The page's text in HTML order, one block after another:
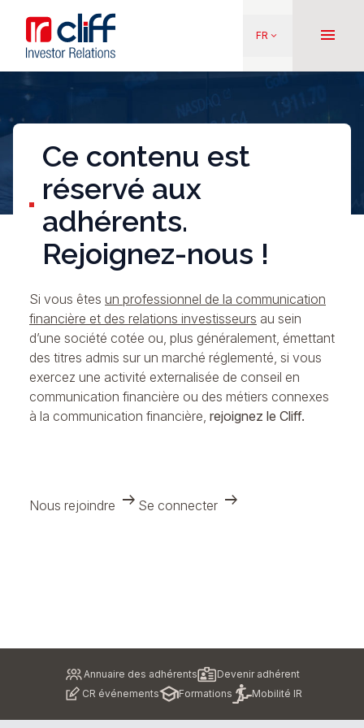
contenu
principal
Aller directement au contenu
FR keyboard_arrow_down menu
Ce contenu est
réservé aux
adhérents.
Rejoignez-nous !
Si vous êtes un professionnel de la communication
financière et des relations investisseurs au sein
d’une société cotée ou, plus généralement, émettant
des titres admis sur un marché réglementé, si vous
exercez une activité externalisée de conseil en
communication financière ou des métiers connexes
à la communication financière, rejoignez le Cliff.
Nous rejoindre arrow_right_alt Se connecter arrow_right_alt
Annuaire des adhérents
Devenir adhérent
CR événements
Formations Mobilité IR